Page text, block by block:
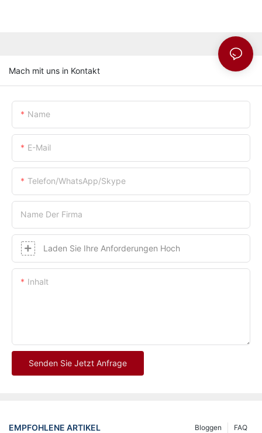
Mach mit uns in Kontakt
Name
E-Mail
Telefon/WhatsApp/Skype
Name Der Firma
Laden Sie Ihre Anforderungen Hoch
Inhalt
Senden Sie Jetzt Anfrage
EMPFOHLENE ARTIKEL FAQ
Bloggen